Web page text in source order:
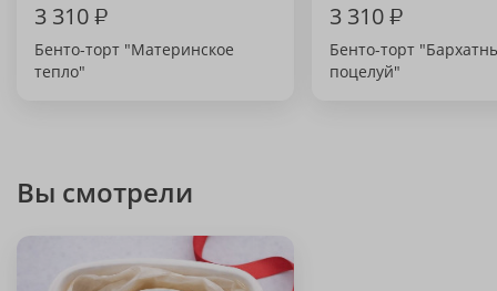
3 310₽
Бенто-торт "Материнское
тепло"
3 310₽
Бенто-торт
поцелуй"
Вы смотрели